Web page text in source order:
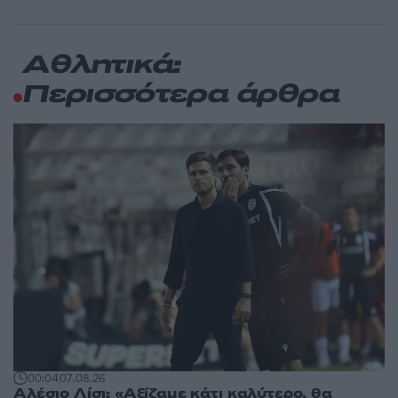
Αθλητικά:
Περισσότερα άρθρα
00:0407.08.26
Αλέσιο Λίσι: «Αξίζαμε κάτι καλύτερο, θα